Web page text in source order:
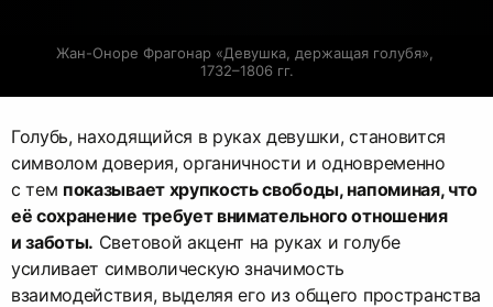
Жан-Оноре Фрагонар «Девушка, держащая голубя»,
1732–1806 гг.
Голубь, находящийся в руках девушки, становится
символом доверия, органичности и одновременно
с тем показывает хрупкость свободы, напоминая, что
её сохранение требует внимательного отношения
и заботы. Световой акцент на руках и голубе
усиливает символическую значимость
взаимодействия, выделяя его из общего пространства